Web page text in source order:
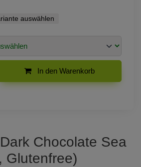
auswählen
In den Warenkorb
Chocolate Sea
Glutenfree)